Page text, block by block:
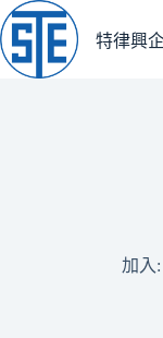
跳
至
主
特律興
加入: